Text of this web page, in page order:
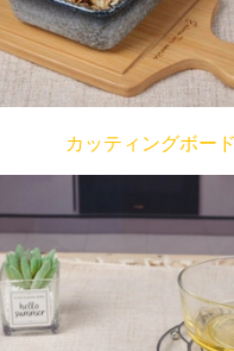
カッティングボード